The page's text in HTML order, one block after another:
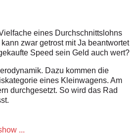
eines Durchschnittslohns
zwar getrost mit Ja beantwortet
Speed sein Geld auch wert?
Dazu kommen die
eines Kleinwagens. Am
durchgesetzt. So wird das Rad
...